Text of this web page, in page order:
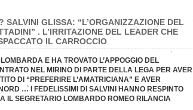
SALVINI GLISSA: “L’ORGANIZZAZIONE DEL
. L’IRRITAZIONE DEL LEADER CHE
IL CARROCCIO
E HA TROVATO L’APPOGGIO DEL
NEL MIRINO DI PARTE DELLA LEGA PER AVER
DI “PREFERIRE L’AMATRICIANA” E AVER
… I FEDELISSIMI DI SALVINI HANNO RESPINTO
IL SEGRETARIO LOMBARDO ROMEO RILANCIA